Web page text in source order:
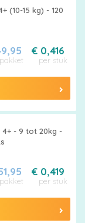
(10-15 kg) - 120
€ 0,416
per stuk
4+ - 9 tot 20kg -
€ 0,419
per stuk